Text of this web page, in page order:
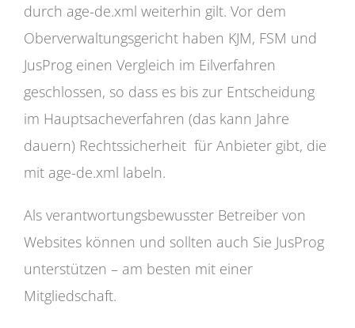
durch age-de.xml weiterhin gilt. Vor dem
Oberverwaltungsgericht haben KJM, FSM und
JusProg einen Vergleich im Eilverfahren
geschlossen, so dass es bis zur Entscheidung
im Hauptsacheverfahren (das kann Jahre
dauern) Rechtssicherheit für Anbieter gibt, die
mit age-de.xml labeln.
Als verantwortungsbewusster Betreiber von
Websites können und sollten auch Sie JusProg
unterstützen – am besten mit einer
Mitgliedschaft.